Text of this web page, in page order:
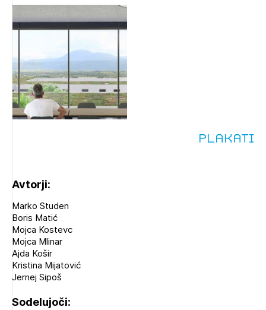
Plakati
Avtorji:
Marko Studen
Boris Matić
Mojca Kostevc
Mojca Mlinar
Ajda Košir
Kristina Mijatović
Jernej Sipoš
Sodelujoči: